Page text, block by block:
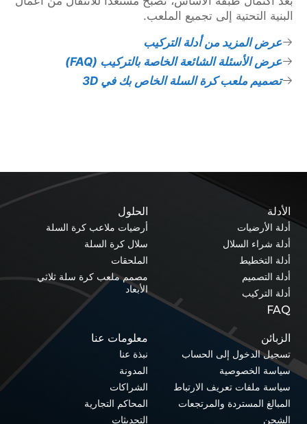
البنية التحتية إلى تجميع الملعب.
عرض المزيد من أدلة التركيب
عرض الأسئلة الشائعة الخاصة بالتركيب (FAQ)
تصميم ملعب كرة السلة الخاص بك في 3D
الحلول
أرضيات ملاعب كرة السلة
سلال كرة السلة
الملحقات
مصمم ملعب كرة سلة ثلاثي
الأبعاد
الأدلة
أدلة الأرضيات
أدلة شراء السلال
أدلة التخطيط
أدلة التصميم
أدلة التركيب
FAQ
الزبائن
تسجيل الدخول إلى الحساب
سياسة الخصوصية
سياسة ملفات تعريف الارتباط
المبالغ المستردة والمرتجعات
الشحن
معلومات عنا
نبذة عنا
المدونة
الشراكات
المحاكم التجارية
التحديثات